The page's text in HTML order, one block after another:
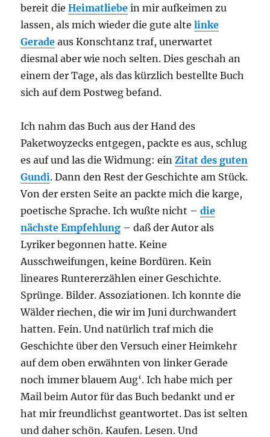
bereit dieHeimatliebe in mir aufkeimen zu
lassen, als mich wieder die gute altelinke
Gerade aus Konschtanz traf, unerwartet
diesmal aber wie noch selten. Dies geschah an
einem der Tage, als das kürzlich bestellte Buch
sich auf dem Postweg befand.
Ich nahm das Buch aus der Hand des
Paketwoyzecks entgegen, packte es aus, schlug
es auf und las die Widmung: einZitat des guten
Gundi. Dann den Rest der Geschichte am Stück.
Von der ersten Seite an packte mich die karge,
poetische Sprache. Ich wußte nicht –die
nächste Empfehlung – daß der Autor als
Lyriker begonnen hatte. Keine
Ausschweifungen, keine Bordüren. Kein
lineares Runtererzählen einer Geschichte.
Sprünge. Bilder. Assoziationen. Ich konnte die
Wälder riechen, die wir im Juni durchwandert
hatten. Fein. Und natürlich traf mich die
Geschichte über den Versuch einer Heimkehr
auf dem oben erwähnten von linker Gerade
noch immer blauem Aug‘. Ich habe mich per
Mail beim Autor für das Buch bedankt und er
hat mir freundlichst geantwortet. Das ist selten
und daher schön. Kaufen. Lesen. Und